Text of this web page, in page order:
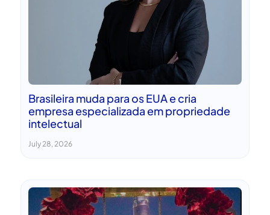
Brasileira muda para os EUA e cria
empresa especializada em propriedade
intelectual
July 28, 2026